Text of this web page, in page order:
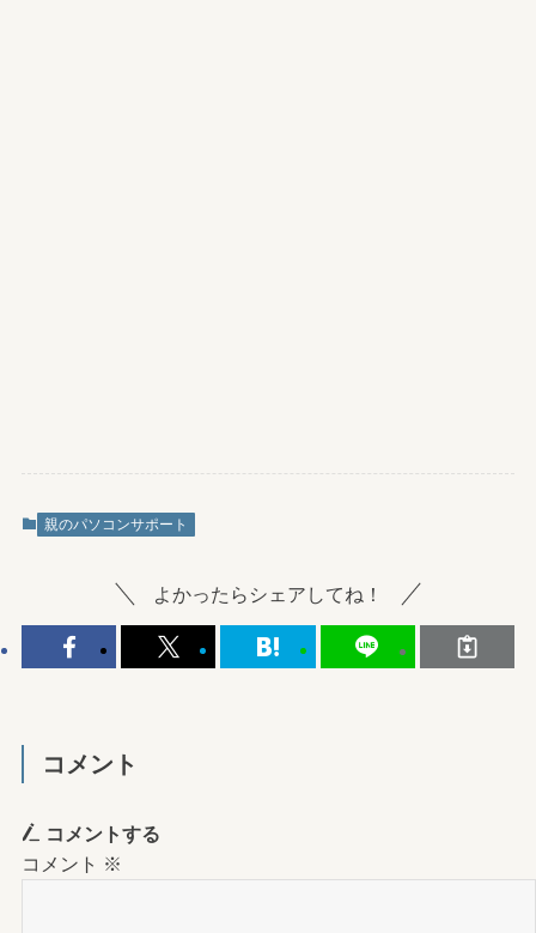
親のパソコンサポート
よかったらシェアしてね！
コメント
コメントする
コメント ※